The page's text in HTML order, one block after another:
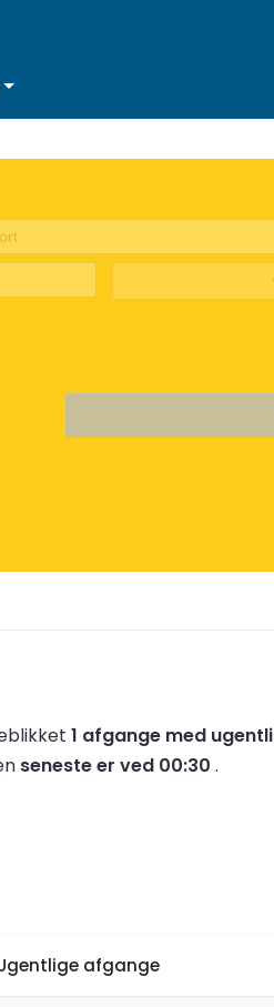
1 afgange med
seneste er ved 00:30 .
afgange